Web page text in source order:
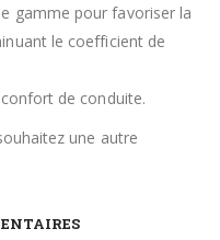
gamme pour favoriser la
le coefficient de
de conduite.
une autre